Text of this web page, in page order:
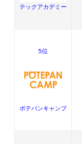
テックアカデミー
5位
ポテパンキャンプ